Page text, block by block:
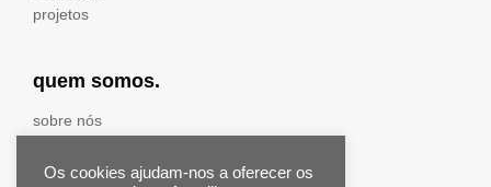
projetos
quem somos.
sobre nós
prémios & distinções
Os cookies ajudam-nos a oferecer os